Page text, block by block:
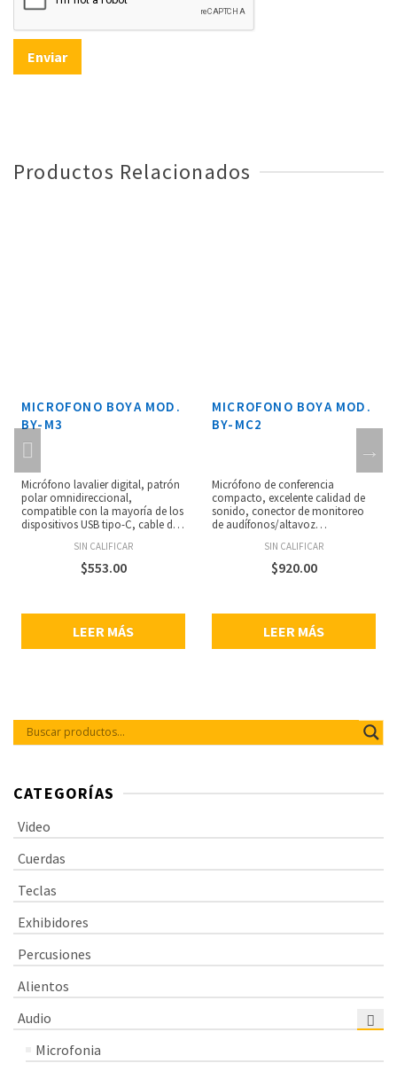
Productos Relacionados
MICROFONO BOYA MOD.
BY-M3
Micrófono lavalier digital, patrón
polar omnidireccional,
compatible con la mayoría de los
dispositivos USB tipo-C, cable de
cómodamente a varios entornos,
resolución digital de 16 bits / 48
kHz, poco ruido de manejo,
Hz – 20 kHz, peso: 44.5 g.
SIN CALIFICAR
$553.00
LEER MÁS
MICROFONO BOYA MOD.
BY-MC2
Micrófono de conferencia
compacto, excelente calidad de
sonido, conector de monitoreo
de audífonos/altavoz
Windows y Mac, plug and play,
no requiere drivers no batería,
LED indicador, durable carcasa de
de usuario.
SIN CALIFICAR
$920.00
LEER MÁS
CATEGORÍAS
Video
Cuerdas
Teclas
Exhibidores
Percusiones
Alientos
Audio
Microfonia